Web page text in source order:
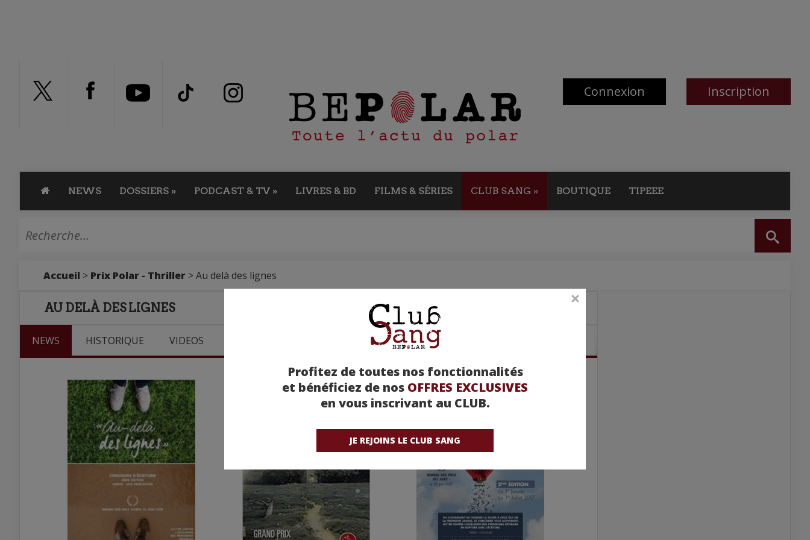
Connexion Inscription
NEWS DOSSIERS » PODCAST & TV » LIVRES & BD FILMS & SÉRIES CLUB SANG » BOUTIQUE TIPEEE
Profitez de toutes nos fonctionnalités
et bénéficiez de nos OFFRES EXCLUSIVES
en vous inscrivant au CLUB.
JE REJOINS LE CLUB SANG
Accueil > Prix Polar - Thriller > Au delà des lignes
AU DELÀ DES LIGNES
NEWS HISTORIQUE VIDEOS